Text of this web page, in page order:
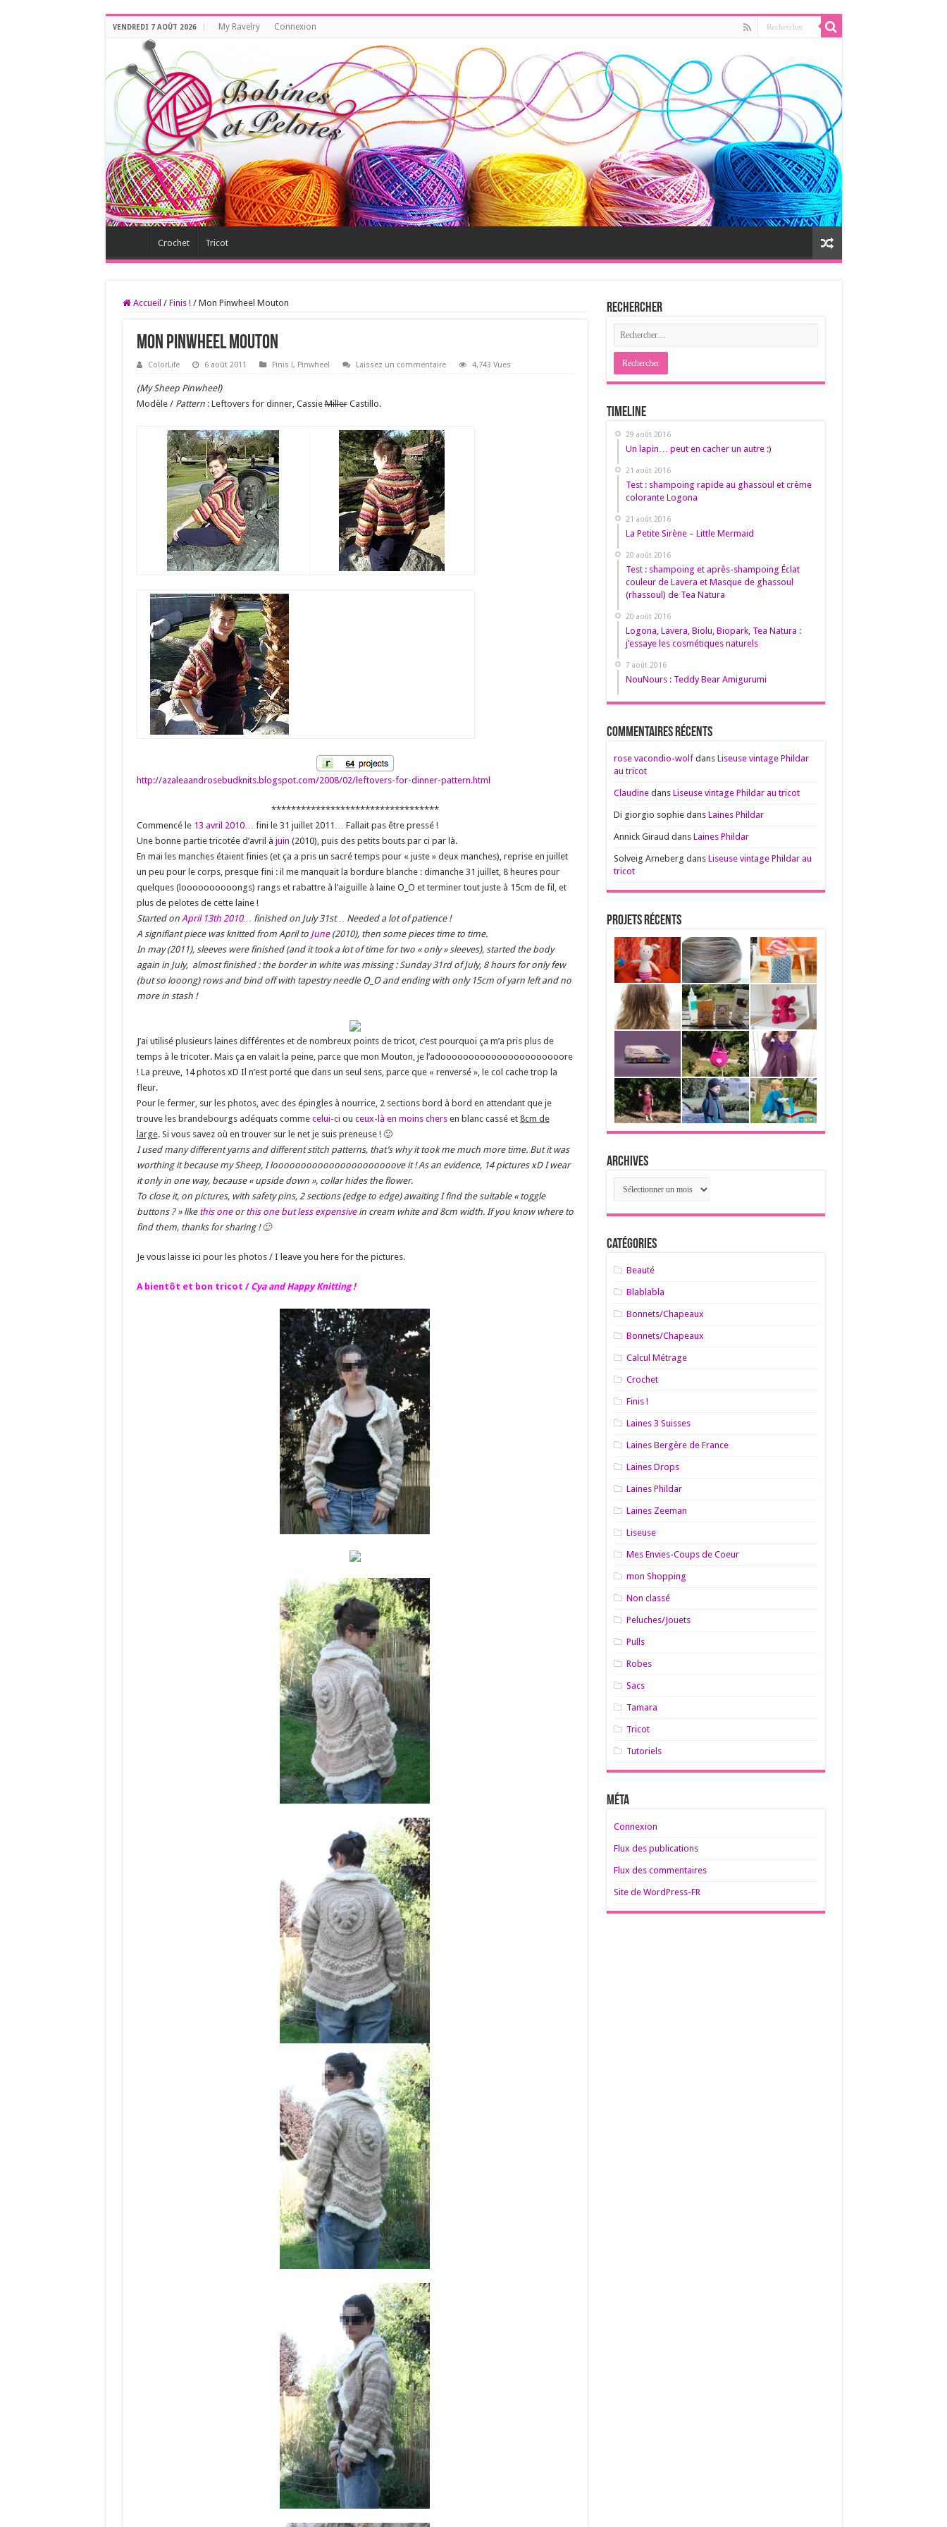
VENDREDI 7 AOÛT 2026 My Ravelry Connexion
Crochet Tricot
Accueil / Finis ! / Mon Pinwheel Mouton
Mon Pinwheel Mouton
ColorLife 6 août 2011 Finis !, Pinwheel Laissez un commentaire 4,743 Vues
(My Sheep Pinwheel)
Modèle / Pattern: Leftovers for dinner, CassieMillerCastillo.
http://azaleaandrosebudknits.blogspot.com/2008/02/leftovers-for-dinner-pattern.html
**********************************
Commencé le 13 avril 2010… fini le 31 juillet 2011… Fallait pas être pressé !
Une bonne partie tricotée d’avril à juin (2010), puis des petits bouts par ci par là.
En mai les manches étaient finies (et ça a pris un sacré temps pour « juste » deux manches), reprise en juillet
un peu pour le corps, presque fini : il me manquait la bordure blanche : dimanche 31 juillet, 8 heures pour
quelques (loooooooooongs) rangs et rabattre à l’aiguille à laine O_O et terminer tout juste à 15cm de fil, et
plus de pelotes de cette laine !
Started on April 13th 2010… finished on July 31st… Needed a lot of patience !
A signifiant piece was knitted from April to June(2010), then some pieces time to time.
In may (2011), sleeves were finished (and it took a lot of time for two « only » sleeves), started the body
again in July, almost finished : the border in white was missing : Sunday 31rd of July, 8 hours for only few
(but so looong) rows and bind off with tapestry needle O_O and ending with only 15cm of yarn left and no
more in stash !
J’ai utilisé plusieurs laines différentes et de nombreux points de tricot, c’est pourquoi ça m’a pris plus de
temps à le tricoter. Mais ça en valait la peine, parce que mon Mouton, je l’adoooooooooooooooooooooore
! La preuve, 14 photos xD Il n’est porté que dans un seul sens, parce que « renversé », le col cache trop la
fleur.
Pour le fermer, sur les photos, avec des épingles à nourrice, 2 sections bord à bord en attendant que je
trouve les brandebourgs adéquats comme celui-ci ou ceux-là en moins chersen blanc cassé et 8cm de
large. Si vous savez où en trouver sur le net je suis preneuse ! 🙂
I used many different yarns and different stitch patterns, that’s why it took me much more time.But it was
worthing it because my Sheep, I loooooooooooooooooooooove it ! As an evidence, 14 pictures xD I wear
it only in one way, because « upside down », collar hides the flower.
To close it, on pictures, with safety pins, 2 sections (edge to edge) awaiting I find the suitable « toggle
buttons ? » like this oneorthis one but less expensivein cream white and 8cm width. If you know where to
find them, thanks for sharing ! 🙂
Je vous laisse ici pour les photos / I leave you here for the pictures.
A bientôt et bon tricot / Cya and Happy Knitting !
Rechercher
Timeline
29 août 2016
Un lapin… peut en cacher un autre :)
21 août 2016
Test : shampoing rapide au ghassoul et crème
colorante Logona
21 août 2016
La Petite Sirène – Little Mermaid
20 août 2016
Test : shampoing et après-shampoing Éclat
couleur de Lavera et Masque de ghassoul
(rhassoul) de Tea Natura
20 août 2016
Logona, Lavera, Biolu, Biopark, Tea Natura :
j’essaye les cosmétiques naturels
7 août 2016
NouNours : Teddy Bear Amigurumi
Commentaires récents
rose vacondio-wolfdans Liseuse vintage Phildar
au tricot
Claudinedans Liseuse vintage Phildar au tricot
Di giorgio sophiedans Laines Phildar
Annick Giraud dans Laines Phildar
Solveig Arneberg dans Liseuse vintage Phildar au
tricot
Projets récents
Archives
Archives
Catégories
Beauté
Blablabla
Bonnets/Chapeaux
Bonnets/Chapeaux
Calcul Métrage
Crochet
Finis !
Laines 3 Suisses
Laines Bergère de France
Laines Drops
Laines Phildar
Laines Zeeman
Liseuse
Mes Envies-Coups de Coeur
mon Shopping
Non classé
Peluches/Jouets
Pulls
Robes
Sacs
Tamara
Tricot
Tutoriels
Méta
Connexion
Flux des publications
Flux des commentaires
Site de WordPress-FR